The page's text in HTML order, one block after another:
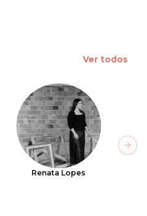
Ver todos
Renata Lopes